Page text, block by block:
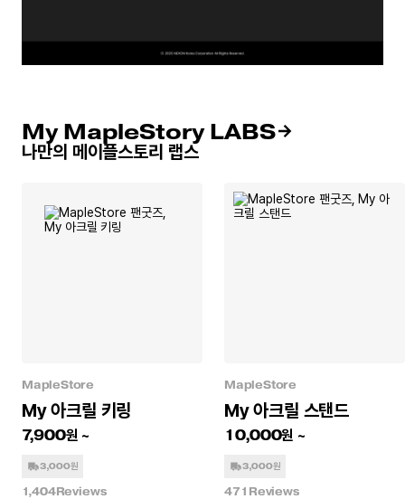
My MapleStory LABS
나만의 메이플스토리 랩스
MapleStore
My 아크릴 키링
7,900
3,000원
Reviews
1,404
MapleStore
My 아크릴 스탠드
10,000
3,000원
Reviews
471